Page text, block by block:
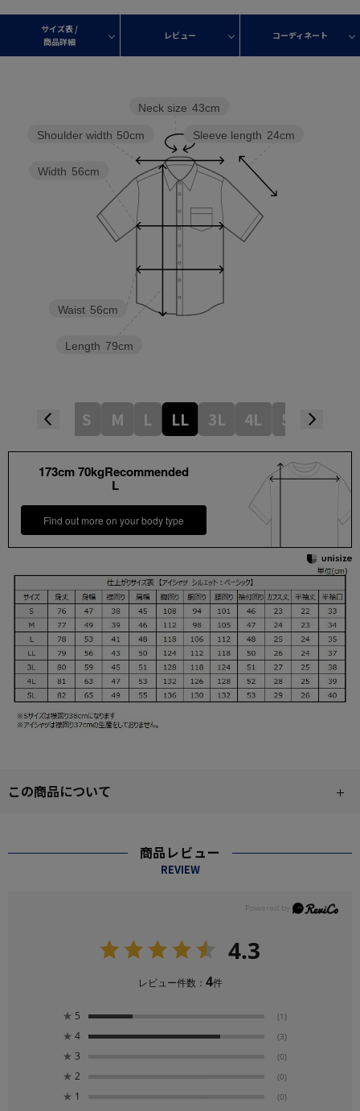
サイズ表 /
商品詳細
レビュー コーディネート
Sleeve length 24cm
Neck size 43cm
Length 79cm
Waist 56cm
Width 56cm
Shoulder width 50cm
S M L LL 3L 4L 5L
173cm 70kgRecommended
L
Find out more on your body type
この商品について
商品レビュー
REVIEW
4.3
レビュー件数： 4件
★ 5 (1)
★ 4 (3)
★ 3 (0)
★ 2 (0)
★ 1 (0)